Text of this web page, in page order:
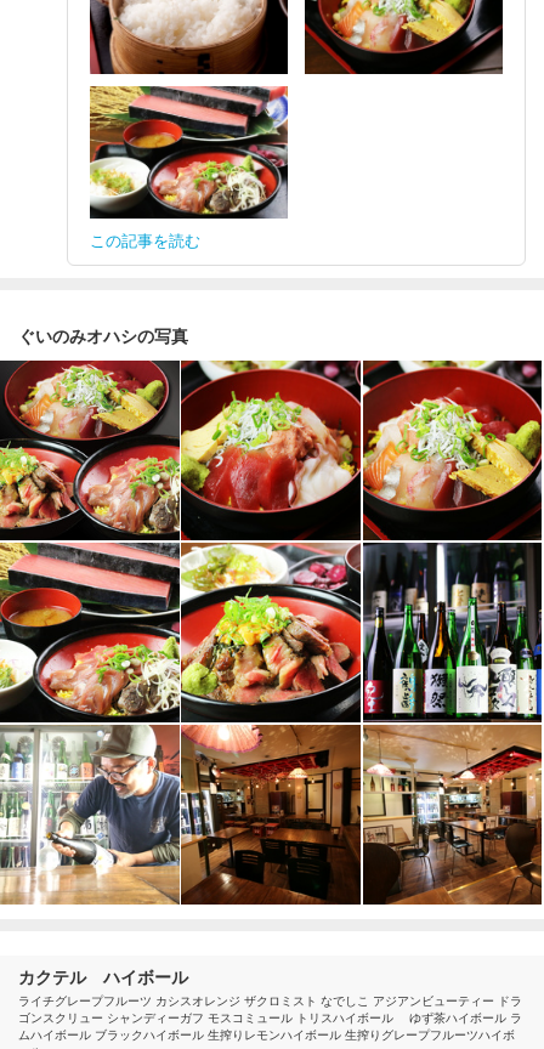
この記事を読む
ぐいのみオハシの写真
カクテル ハイボール
ライチグレープフルーツ カシスオレンジ ザクロミスト なでしこ アジアンビューティー ドラ
ゴンスクリュー シャンディーガフ モスコミュール トリスハイボール ゆず茶ハイボール ラ
ムハイボール ブラックハイボール 生搾りレモンハイボール 生搾りグレープフルーツハイボ